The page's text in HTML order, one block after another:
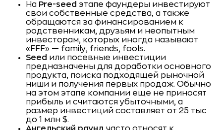
На Pre-seed этапе фаундеры инвестируют
свои собственные средства, а также
обращаются за финансированием к
родственникам, друзьям и неопытным
инвесторам, которых иногда называют
«FFF» — family, friends, fools.
Seed или посевные инвестиции
предназначены для доработки основного
продукта, поиска подходящей рыночной
ниши и получения первых продаж. Обычно
на этом этапе компании еще не приносят
прибыль и считаются убыточными, а
размер инвестиций составляет ​​от 25 тыс
до 1 млн $.